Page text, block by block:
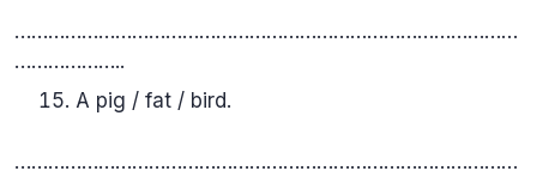
………………………………………………………………………………
………………..
A pig / fat / bird.
………………………………………………………………………………